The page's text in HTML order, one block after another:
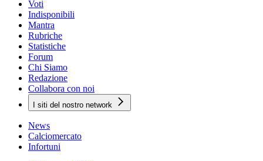
Voti
Indisponibili
Mantra
Rubriche
Statistiche
Forum
Chi Siamo
Redazione
Collabora con noi
I siti del nostro network
News
Calciomercato
Infortuni